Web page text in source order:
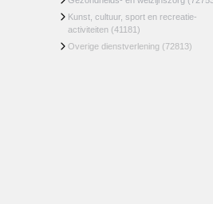
Kunst, cultuur, sport en recreatie-
activiteiten (41181)
Overige dienstverlening (72813)